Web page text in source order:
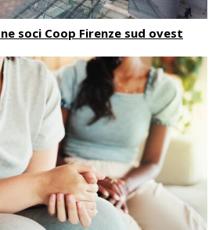
soci Coop Firenze sud ovest